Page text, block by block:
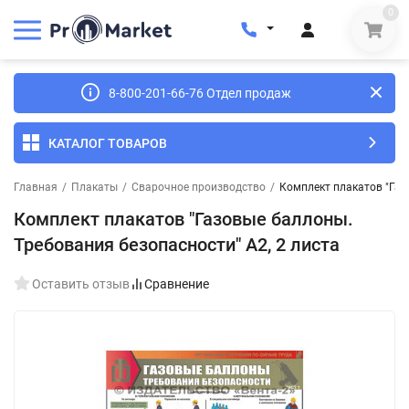
0
8-800-201-66-76 Отдел продаж
КАТАЛОГ ТОВАРОВ
Главная / Плакаты / Сварочное производство / Комплект плакатов
Комплект плакатов "Газовые баллоны.
Требования безопасности" А2, 2 листа
Оставить отзыв Сравнение